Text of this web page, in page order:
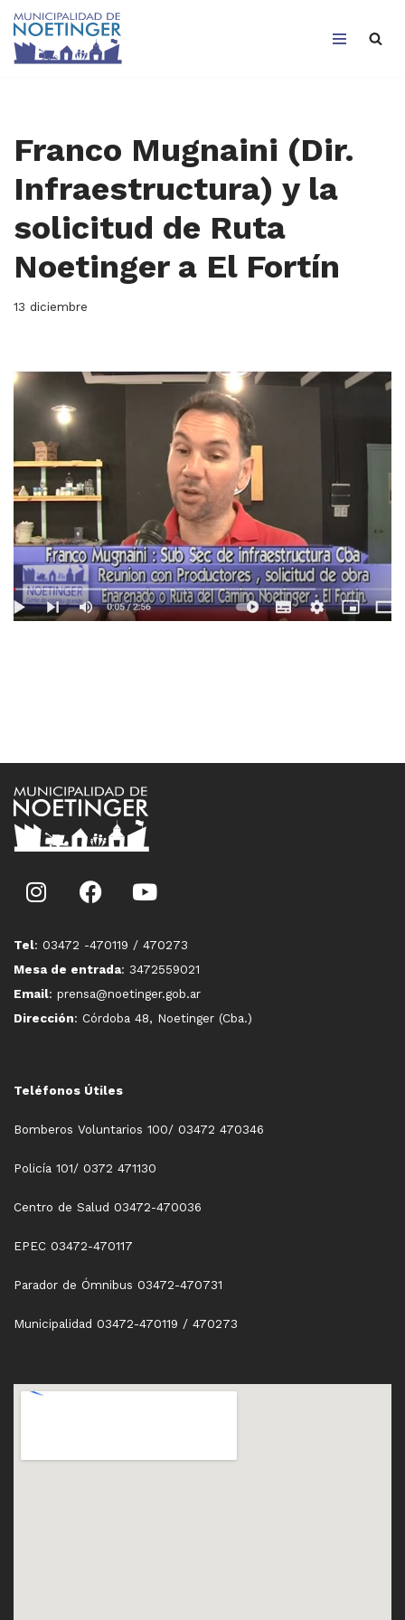
Saltar
Franco Mugnaini (Dir.
Infraestructura) y la
solicitud de Ruta
Noetinger a El Fortín
13 diciembre
Tel: 03472 -470119 / 470273
Mesa de entrada: 3472559021
Email: prensa@noetinger.gob.ar
Dirección: Córdoba 48, Noetinger (Cba.)
Teléfonos Útiles
Bomberos Voluntarios 100/ 03472 470346
Policía 101/ 0372 471130
Centro de Salud 03472-470036
EPEC 03472-470117
Parador de Ómnibus 03472-470731
Municipalidad 03472-470119 / 470273